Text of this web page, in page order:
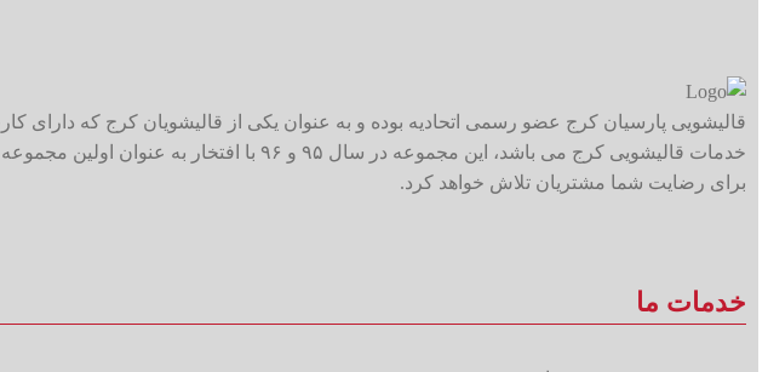
قالیشویی پارسیان کرج عضو رسمی اتحادیه بوده و به عنوان یکی از قالیشویان کرج که دارای
خدمات قالیشویی کرج می باشد، این مجموعه در
برای رضایت شما مشتریان تلاش خواهد کرد.
خدمات ما